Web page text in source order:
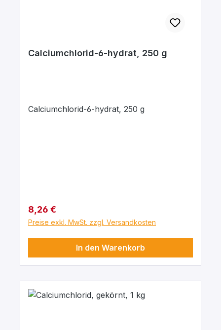
Calciumchlorid-6-hydrat, 250 g
Calciumchlorid-6-hydrat, 250 g
Regulärer Preis:
8,26 €
Preise exkl. MwSt. zzgl. Versandkosten
In den Warenkorb